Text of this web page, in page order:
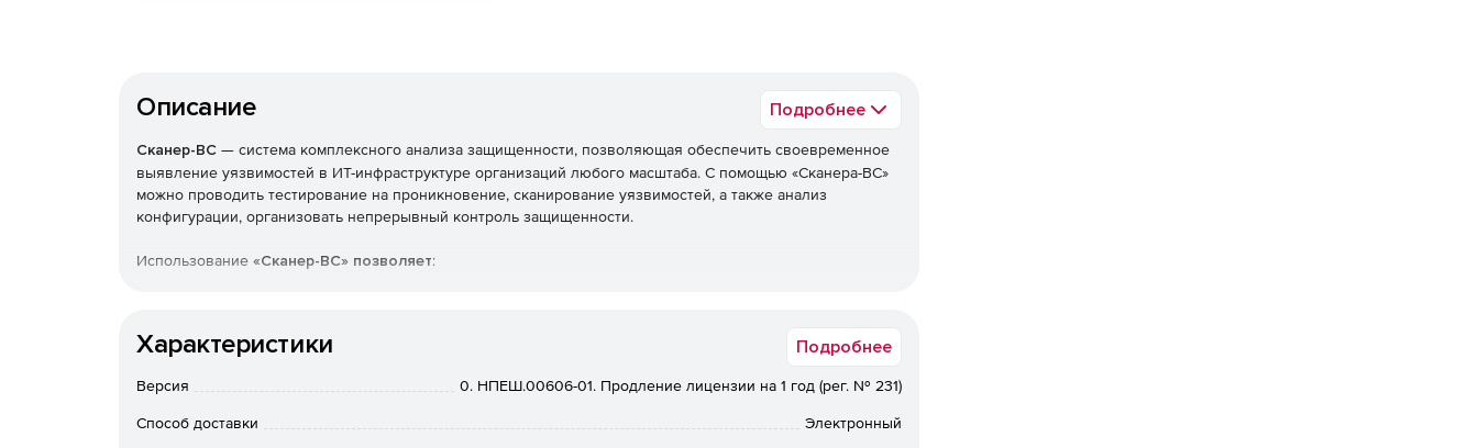
Описание Подробнее
Сканер-ВС — система комплексного анализа защищенности, позволяющая обеспечить своевременное
выявление уязвимостей в ИТ-инфраструктуре организаций любого масштаба. С помощью «Сканера-ВС»
можно проводить тестирование на проникновение, сканирование уязвимостей, а также анализ
конфигурации, организовать непрерывный контроль защищенности.
Использование «Сканер-ВС» позволяет:
повысить эффективность деятельности IT-подразделений и служб безопасности.
информационных систем, сочетающие сетевые и системные проверки.
Характеристики Подробнее
Версия 0. НПЕШ.00606-01. Продление лицензии на 1 год (рег. № 231)
Способ доставки Электронный